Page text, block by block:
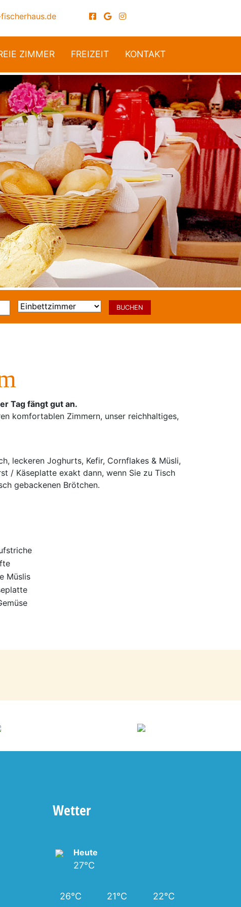
ZIMMER FREIZEIT KONTAKT
Next
Tag fängt gut an.
komfortablen Zimmern, unser reichhaltiges,
leckeren Joghurts, Kefir, Cornflakes & Müsli,
/ Käseplatte exakt dann, wenn Sie zu Tisch
gebackenen Brötchen.
Müslis
Wetter
Heute
27°C
26°C 21°C 22°C